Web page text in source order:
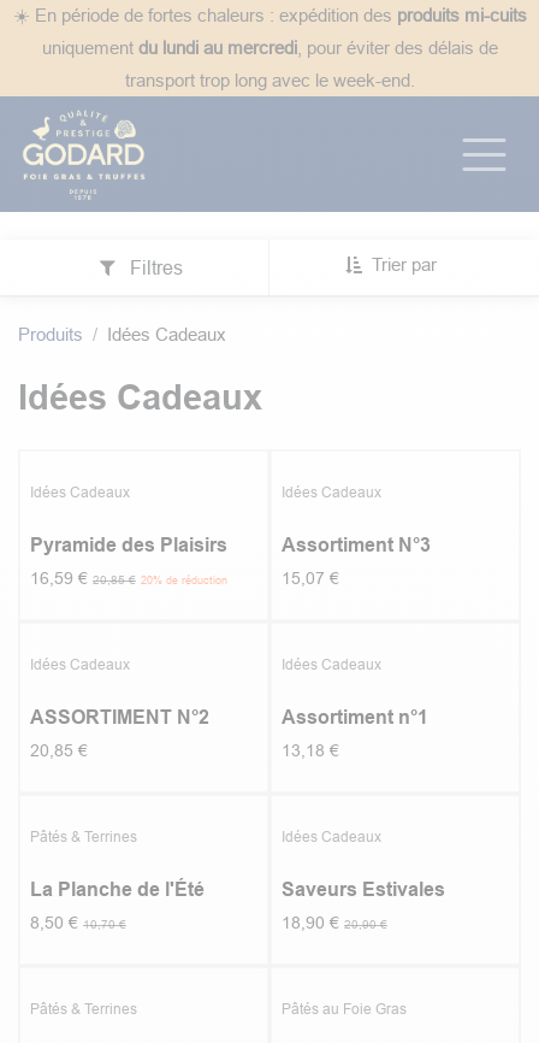
Se rendre au contenu
☀️ En période de fortes chaleurs : expédition des produits mi-cuits
uniquement du lundi au mercredi, pour éviter des délais de
transport trop long avec le week-end.
Trier par
Filtres
Produits Idées Cadeaux
Idées Cadeaux
Idées Cadeaux
Pyramide des Plaisirs
16,59 € 20,85€ 20% de réduction
Idées Cadeaux
Assortiment N°3
15,07 €
Idées Cadeaux
ASSORTIMENT N°2
20,85 €
Idées Cadeaux
Assortiment n°1
13,18 €
Pâtés & Terrines
La Planche de l'Été
8,50 € 10,70€
Idées Cadeaux
Saveurs Estivales
18,90 € 20,90€
Pâtés & Terrines Pâtés au Foie Gras